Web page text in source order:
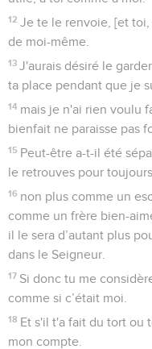
12 Je te le renvoie, [et
de moi-même.
13 J'aurais désiré le
ta place pendant que je
14 mais je n'ai rien voulu
bienfait ne paraisse pas
15 Peut-être a-t-il été
le retrouves pour toujours,
16 non plus comme un
comme un frère bien-
il le sera d’autant plus
dans le Seigneur.
17 Si donc tu me
comme si c’était moi.
18 Et s'il t'a fait du tort ou
mon compte.